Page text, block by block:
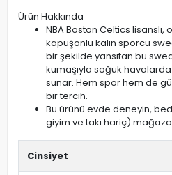
Ürün Hakkında
NBA Boston Celtics lisanslı,
kapüşonlu kalın sporcu
bir şekilde yansıtan bu
kumaşıyla soğuk
sunar. Hem spor hem de
bir tercih.
Bu ürünü evde deneyin,
giyim ve takı hariç)
Cinsiyet